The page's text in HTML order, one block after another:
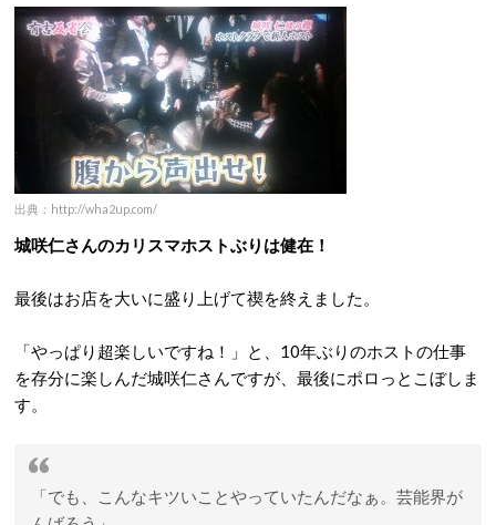
出典：http://wha2up.com/
城咲仁さんのカリスマホストぶりは健在！
最後はお店を大いに盛り上げて禊を終えました。
「やっぱり超楽しいですね！」と、10年ぶりのホストの仕事
を存分に楽しんだ城咲仁さんですが、最後にポロっとこぼしま
す。
「でも、こんなキツいことやっていたんだなぁ。芸能界が